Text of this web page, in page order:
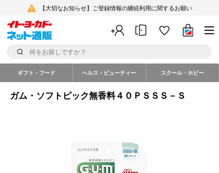
【大切なお知らせ】ご登録情報の継続利用に関するお願い
ギフト・フード ヘルス・ビューティー スクール・ホビー
ガム・ソフトピック無香料４０ＰＳＳＳ－Ｓ